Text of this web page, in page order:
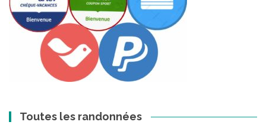
Toutes les randonnées